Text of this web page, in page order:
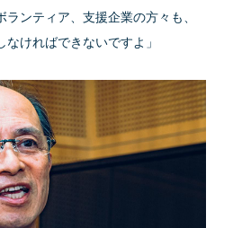
ンティア、支援企業の方々も、
ければできないですよ」